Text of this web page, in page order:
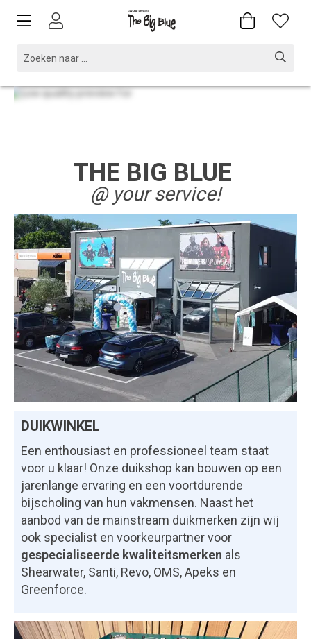
THE BIG BLUE
@ your service!
DUIKWINKEL
Een enthousiast en professioneel team staat
voor u klaar! Onze duikshop kan bouwen op een
jarenlange ervaring en een voortdurende
bijscholing van hun vakmensen. Naast het
aanbod van de mainstream duikmerken zijn wij
ook specialist en voorkeurpartner voor
gespecialiseerde kwaliteitsmerken als
Shearwater, Santi, Revo, OMS, Apeks en
Greenforce.